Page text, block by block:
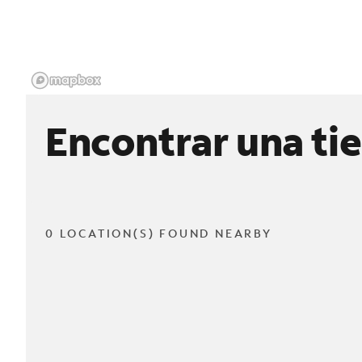
Encontrar una
0 LOCATION(S) FOUND NEARBY